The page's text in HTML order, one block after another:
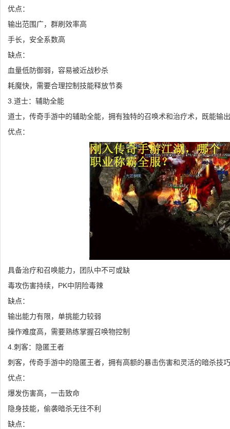
优点：
输出范围广，群刷效率高
手长，安全系数高
缺点：
血量低防御弱，容易被近战秒杀
耗魔快，需要合理控制技能释放节奏
3.道士：辅助全能
道士，传奇手游中的辅助全能，拥有独特的召唤术和治疗术，既能输
优点：
具备治疗和召唤能力，团队中不可或缺
毒攻伤害持续，PK中阴险毒辣
缺点：
输出能力有限，单挑能力较弱
操作难度高，需要熟练掌握召唤物控制
4.刺客：隐匿王者
刺客，传奇手游中的隐匿王者，拥有高额的暴击伤害和灵活的暗杀技
优点：
爆发伤害高，一击致命
隐身技能，偷袭暗杀无往不利
缺点：